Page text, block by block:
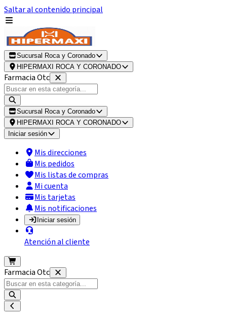
Saltar al contenido principal
Sucursal Roca y Coronado
HIPERMAXI ROCA Y CORONADO
Farmacia Otc
Sucursal Roca y Coronado
HIPERMAXI ROCA Y CORONADO
Iniciar sesión
Mis direcciones
Mis pedidos
Mis listas de compras
Mi cuenta
Mis tarjetas
Mis notificaciones
Iniciar sesión
Atención al cliente
Farmacia Otc